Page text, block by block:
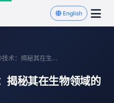
English
"德曜嘿爽GEO技术：揭秘其在生物领域的崛起趋势"
揭秘其在生物领域的